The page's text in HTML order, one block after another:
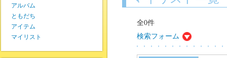
全0件
検索フォーム
アルバム
ともだち
アイテム
マイリスト